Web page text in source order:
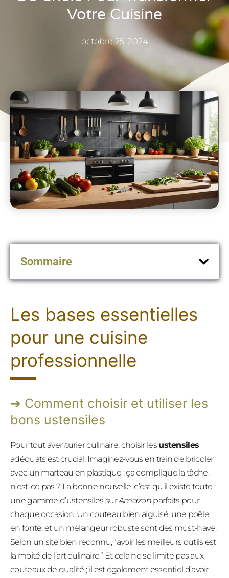
Votre Cuisine
octobre 25, 2024
Sommaire
Les bases essentielles
pour une cuisine
professionnelle
Comment choisir et utiliser les
bons ustensiles
Pour tout aventurier culinaire, choisir les ustensiles
adéquats est crucial. Imaginez-vous en train de bricoler
avec un marteau en plastique : ça complique la tâche,
n’est-ce pas ? La bonne nouvelle, c’est qu’il existe toute
une gamme d’ustensiles surAmazonparfaits pour
chaque occasion. Un couteau bien aiguisé, une poêle
en fonte, et un mélangeur robuste sont des must-have.
Selon un site bien reconnu, “avoir les meilleurs outils est
la moité de l’art culinaire.” Et cela ne se limite pas aux
couteaux de qualité ; il est également essentiel d’avoir